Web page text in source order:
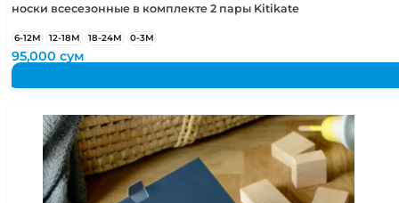
носки всесезонные в комплекте 2 пары Kitikate
6-12М 12-18М 18-24М 0-3М
95,000сум